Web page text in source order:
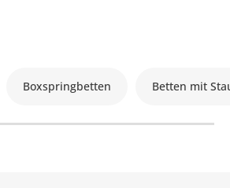
Boxspringbetten Betten mit